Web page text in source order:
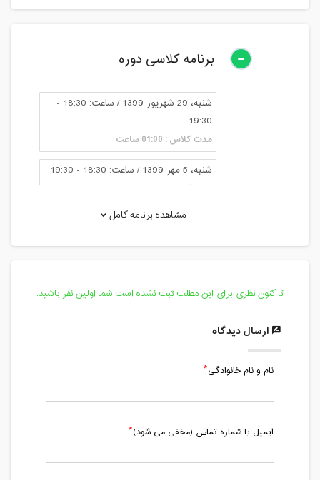
برنامه کلاسی دوره
شنبه، 29 شهریور 1399 / ساعت: 18:30 -
19:30
مدت کلاس : 01:00 ساعت
شنبه، 5 مهر 1399 / ساعت: 18:30 - 19:30
شنبه، 12 مهر 1399 / ساعت: 18:30 - 19:30
مدت کلاس : 01:00 ساعت
مدت کلاس : 01:00 ساعت
شنبه، 19 مهر 1399 / ساعت: 13:00 - 14:00
مشاهده برنامه کامل
تا کنون نظری برای این مطلب ثبت نشده است.شما اولین نفر باشید.
ارسال دیدگاه
نام و نام خانوادگی
ایمیل یا شماره تماس (مخفی می شود)